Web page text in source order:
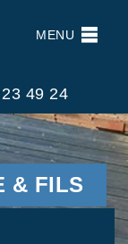
MENU
49 24
& FILS